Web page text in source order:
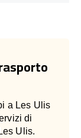
a Les Ulis
di
Ulis.